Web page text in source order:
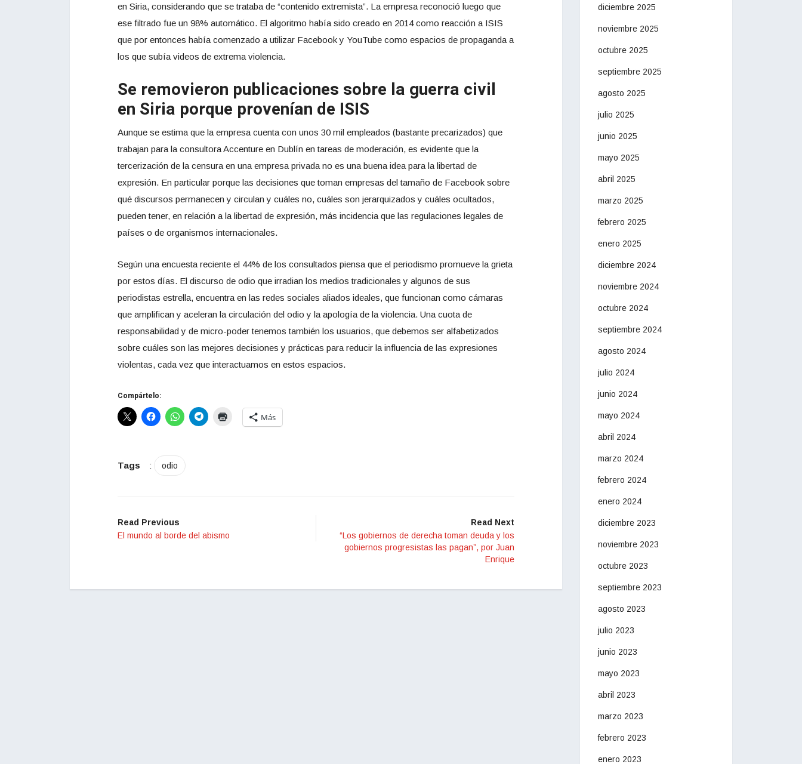
en Siria, considerando que se trataba de “contenido extremista”. La empresa reconoció luego que
ese filtrado fue un 98% automático. El algoritmo había sido creado en 2014 como reacción a ISIS
que por entonces había comenzado a utilizar Facebook y YouTube como espacios de propaganda a
los que subía videos de extrema violencia.
Se removieron publicaciones sobre la guerra civil
en Siria porque provenían de ISIS
Aunque se estima que la empresa cuenta con unos 30 mil empleados (bastante precarizados) que
trabajan para la consultora Accenture en Dublín en tareas de moderación, es evidente que la
tercerización de la censura en una empresa privada no es una buena idea para la libertad de
expresión. En particular porque las decisiones que toman empresas del tamaño de Facebook sobre
qué discursos permanecen y circulan y cuáles no, cuáles son jerarquizados y cuáles ocultados,
pueden tener, en relación a la libertad de expresión, más incidencia que las regulaciones legales de
países o de organismos internacionales.
Según una encuesta reciente el 44% de los consultados piensa que el periodismo promueve la grieta
por estos días. El discurso de odio que irradian los medios tradicionales y algunos de sus
periodistas estrella, encuentra en las redes sociales aliados ideales, que funcionan como cámaras
que amplifican y aceleran la circulación del odio y la apología de la violencia. Una cuota de
responsabilidad y de micro-poder tenemos también los usuarios, que debemos ser alfabetizados
sobre cuáles son las mejores decisiones y prácticas para reducir la influencia de las expresiones
violentas, cada vez que interactuamos en estos espacios.
Compártelo:
Más
Tags : odio
Read Previous
El mundo al borde del abismo
Read Next
“Los gobiernos de derecha toman deuda y los
gobiernos progresistas las pagan”, por Juan
Enrique
diciembre 2025
noviembre 2025
octubre 2025
septiembre 2025
agosto 2025
julio 2025
junio 2025
mayo 2025
abril 2025
marzo 2025
febrero 2025
enero 2025
diciembre 2024
noviembre 2024
octubre 2024
septiembre 2024
agosto 2024
julio 2024
junio 2024
mayo 2024
abril 2024
marzo 2024
febrero 2024
enero 2024
diciembre 2023
noviembre 2023
octubre 2023
septiembre 2023
agosto 2023
julio 2023
junio 2023
mayo 2023
abril 2023
marzo 2023
febrero 2023
enero 2023